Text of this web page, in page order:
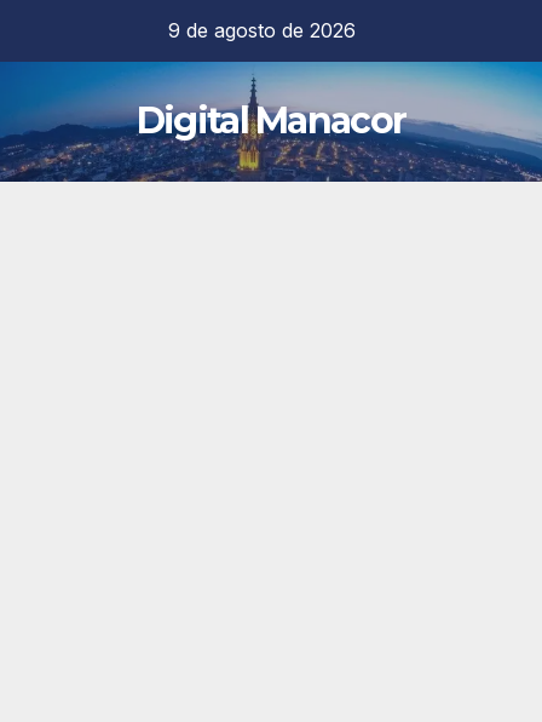
contenido
9 de agosto de 2026
Digital Manacor